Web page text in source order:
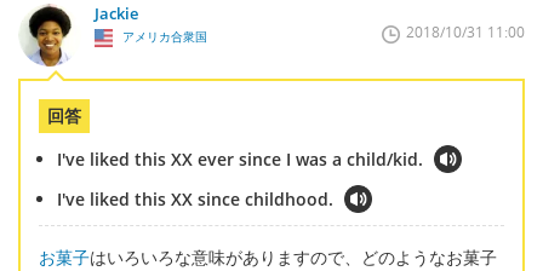
Jackie
アメリカ合衆国 2018/10/31 11:00
回答
I've liked this XX ever since I was a child/kid.
I've liked this XX since childhood.
お菓子はいろいろな意味がありますので、どのようなお菓子